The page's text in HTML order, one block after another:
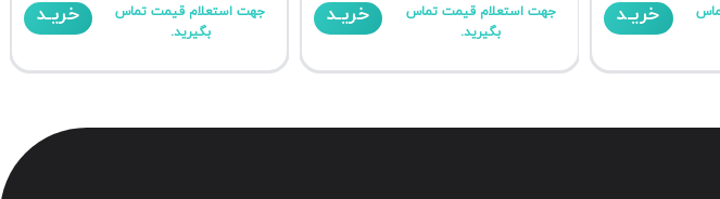
خریـد
جهت استعلام قیمت تماس
بگیرید.
خریـد
جهت استعلام قیمت تماس
بگیرید.
خریـد